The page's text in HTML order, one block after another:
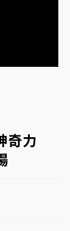
、明天影
最高罰
奇力